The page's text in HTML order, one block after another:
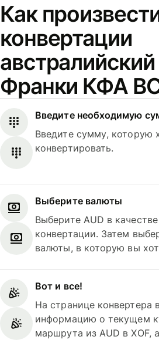
Как
конвертации
Франки КФА
Введите необходимую
Введите сумму, которую
конвертировать.
Выберите валюты
Выберите AUD в
конвертации. Затем
валюты, в которую вы
Вот и все!
На странице конвертера
информацию о текущем
маршрута из AUD в XOF,